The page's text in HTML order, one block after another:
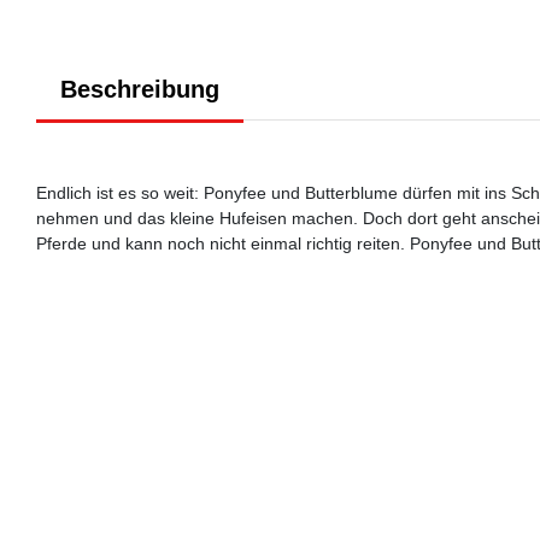
Beschreibung
Endlich ist es so weit: Ponyfee und Butterblume dürfen mit ins
nehmen und das kleine Hufeisen machen. Doch dort geht
Pferde und kann noch nicht einmal richtig reiten. Ponyfee und